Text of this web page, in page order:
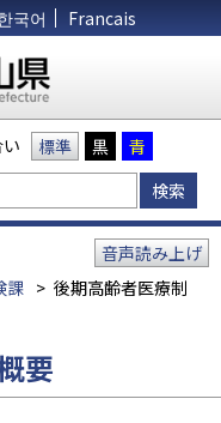
국어 Francais
標準 黒 青
課 > 後期高齢者医療制
音声読み上げ
要